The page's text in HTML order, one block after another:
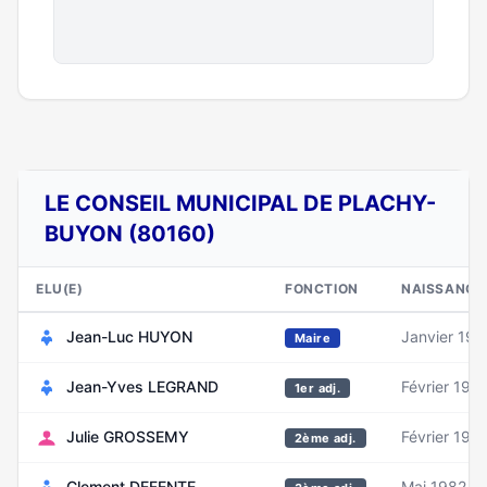
LE CONSEIL MUNICIPAL DE PLACHY-
BUYON (80160)
ELU(E) FONCTION NAISSANCE
Jean-Luc HUYON Maire Janvier
Jean-Yves LEGRAND 1er adj. Février
Julie GROSSEMY 2ème adj. Février